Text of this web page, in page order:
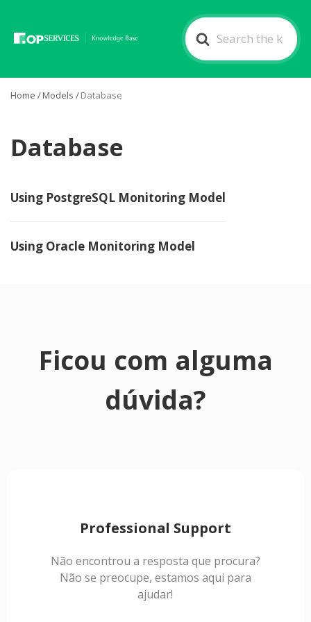
Search
For
Home /Models /Database
Database
Using PostgreSQL Monitoring Model
Using Oracle Monitoring Model
Ficou com alguma
dúvida?
Professional Support
Não encontrou a resposta que procura?
Não se preocupe, estamos aqui para
ajudar!